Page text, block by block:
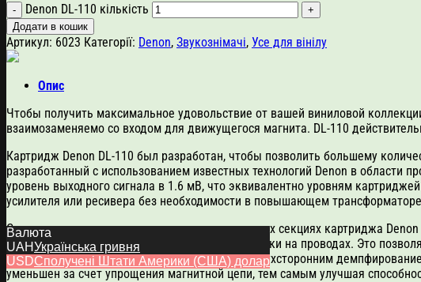
Denon DL-110 кількість
Додати в кошик
Артикул: 6023 Категорії: Denon, Звукознімачі, Усе для вінілу
Опис
Чтобы получить максимальное удовольствие от вашей виниловой
взаимозаменяемо со входом для движущегося магнита. DL-110
Картридж Denon DL-110 был разработан, чтобы позволить большему
разработанный с использованием известных технологий Denon в области
уровень выходного сигнала в 1.6 мВ, что эквивалентно уровням
усилителя или ресивера без необходимости в повышающем
Современные технологии использовались во всех секциях картриджа
центра с одной точкой и использованием подвески на проводах. Это
такой оригинальной вибрирующей секцией и двухсторонним
уменьшен за счет упрощения магнитной цепи, тем самым улучшая
Валюта
UAHУкраїнська гривня
USDСполучені Штати Америки (США) долар